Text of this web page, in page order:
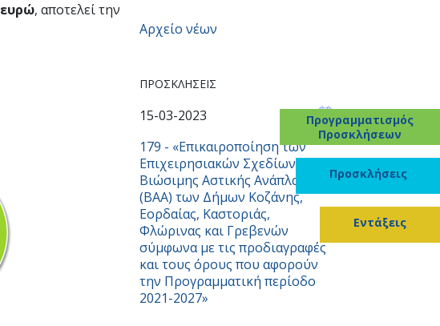
ευρώ, αποτελεί την
Αρχείο νέων
ΠΡΟΣΚΛΉΣΕΙΣ
15-03-2023
179 - «Επικαιροποίηση των
Επιχειρησιακών Σχεδίων
Βιώσιμης Αστικής Ανάπλασης
(ΒΑΑ) των Δήμων Κοζάνης,
Εορδαίας, Καστοριάς,
Φλώρινας και Γρεβενών
σύμφωνα με τις προδιαγραφές
και τους όρους που αφορούν
την Προγραμματική περίοδο
2021-2027»
Προγραμματισμός
Προσκλήσεων
Προσκλήσεις
Εντάξεις